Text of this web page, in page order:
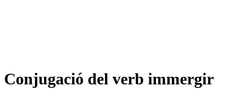
Conjugació del verb immergir